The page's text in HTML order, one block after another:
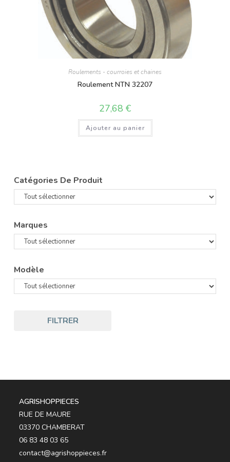
Roulements - courroies et chaines
Roulement NTN 32207
27,68 €
Ajouter au panier
Catégories De Produit
Marques
Modèle
FILTRER
AGRISHOPPIECES
RUE DE MAURE
03370 CHAMBERAT
06 83 48 03 65
contact@agrishoppieces.fr